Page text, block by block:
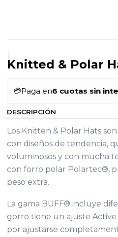
|
Knitted & Polar
💳Paga en6 cuotas sin
DESCRIPCIÓN
Los Knitten & Polar Hats
con diseños de tendencia,
voluminosos y con mucha
con forro polar Polartec®,
peso extra.
La gama BUFF® incluye
gorro tiene un ajuste Active
por ajustarse